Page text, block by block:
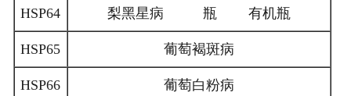
HSP64 梨黑星病 瓶 有机瓶
HSP65 葡萄褐斑病
HSP66 葡萄白粉病